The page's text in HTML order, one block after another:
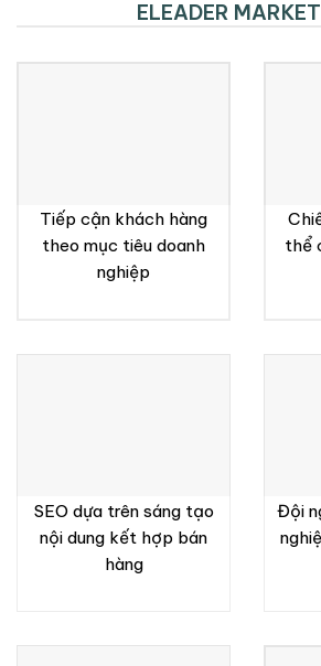
ELEADER
Tiếp cận khách hàng
theo mục tiêu doanh
nghiệp
thể
SEO dựa trên sáng tạo
nội dung kết hợp bán
hàng
Đội